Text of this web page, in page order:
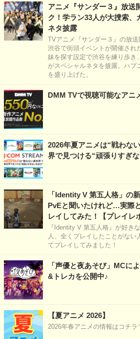
アニメ『サンダー３』放送
ク！学ラン33人が大捜索、
ネタ披露
TVアニメ『サンダー３』の放
渋谷で街頭イベントが開催され
妹を探す設定で渋谷を練り歩き
がスペシャルネタを披露。ハプ
を盛り上げた。
DMM TVで視聴可能なアニ
2026年夏アニメは“戦わな
界で見つける“頑張りすぎ
「Identity V 第五人格」の
PvEと聞いたけれど…実際
レイしてみた！【プレイレ
『Identity V 第五人格』が好き
人、全くプレイしたことがない
てプレイしてみました！
「声優と夜あそび」MCに
&トレカを公開中♪
【夏アニメ 2026】
2026年春アニメの情報はコチラ